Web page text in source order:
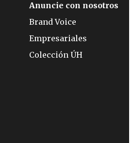
Anuncie con nosotros
Brand Voice
Empresariales
Colección ÚH